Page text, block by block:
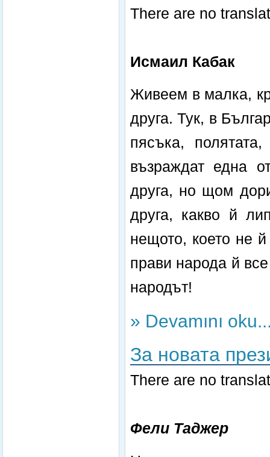
There are no
Исмаил Кабак
Живеем в малка,
друга. Тук, в
пясъка,
възраждат една
друга, но щом
друга, какво й
нещото, което не
прави народа й
народът!
» Devamını
За новата
There are no
Фели Таджер